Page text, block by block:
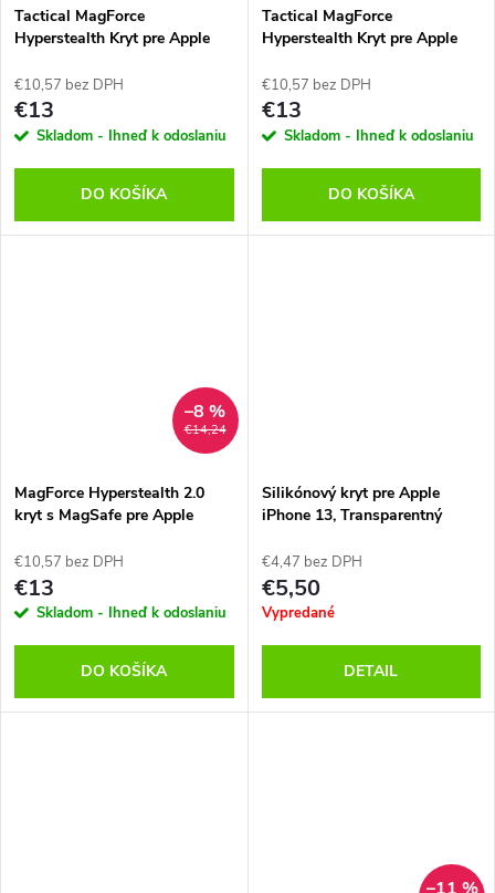
Tactical MagForce
Hyperstealth Kryt pre Apple
€10,57 bez DPH
€13
Skladom - Ihneď k odoslaniu
DO KOŠÍKA
Tactical MagForce
Hyperstealth Kryt pre Apple
€10,57 bez DPH
€13
Skladom - Ihneď k odoslaniu
DO KOŠÍKA
€14,24
–8 %
MagForce Hyperstealth 2.0
kryt s MagSafe pre Apple
€10,57 bez DPH
€13
Skladom - Ihneď k odoslaniu
DO KOŠÍKA
Silikónový kryt pre Apple
iPhone 13, Transparentný
€4,47 bez DPH
€5,50
Vypredané
DETAIL